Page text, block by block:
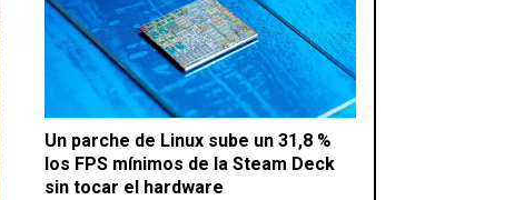
Un parche de Linux sube un 31,8 %
los FPS mínimos de la Steam Deck
sin tocar el hardware